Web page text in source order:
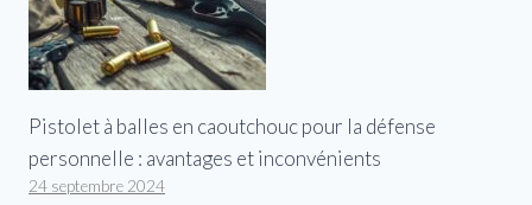
Pistolet à balles en caoutchouc pour la défense
personnelle : avantages et inconvénients
24 septembre 2024